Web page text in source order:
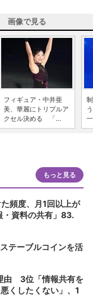
画像で見る
フィギュア・中井亜
美、華麗にトリプルア
クセル決める 「...
もっと見る
頻度、月1回以上が
資料の共有」83.
テーブルコインを活
由 3位「情報共有を
くしたくない」、1